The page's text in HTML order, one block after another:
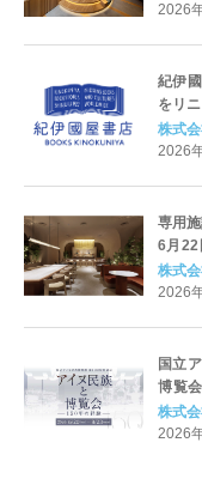
2026
紀伊
をリ
パート
株式
2026
専用
6月22
施工
株式
2026
国立
博覧
貸出
株式
2026